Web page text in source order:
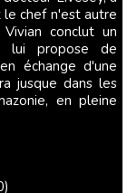
le chef n'est autre
conclut un
lui propose de
échange d'une
jusque dans les
en pleine